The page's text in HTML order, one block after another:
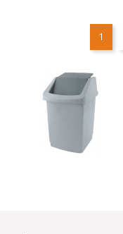
Összehasonlítás
1